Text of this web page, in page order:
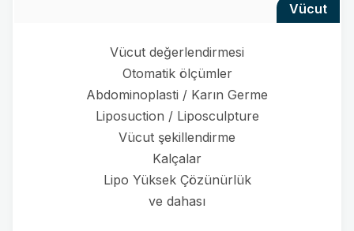
vücut
Vücut değerlendirmesi
Otomatik ölçümler
Abdominoplasti / Karın Germe
Liposuction / Liposculpture
Vücut şekillendirme
Kalçalar
Lipo Yüksek Çözünürlük
ve dahası